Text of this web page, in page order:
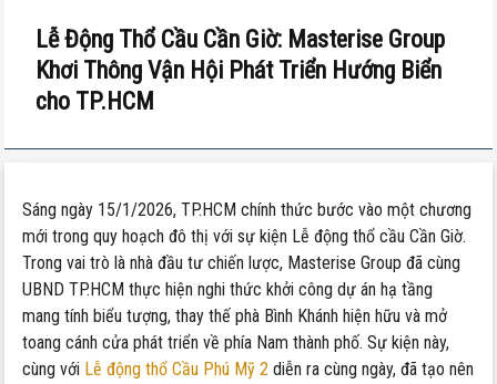
Lễ Động Thổ Cầu Cần Giờ: Masterise Group
Khơi Thông Vận Hội Phát Triển Hướng Biển
cho TP.HCM
Sáng ngày 15/1/2026, TP.HCM chính thức bước vào một chương
mới trong quy hoạch đô thị với sự kiện Lễ động thổ cầu Cần Giờ.
Trong vai trò là nhà đầu tư chiến lược, Masterise Group đã cùng
UBND TP.HCM thực hiện nghi thức khởi công dự án hạ tầng
mang tính biểu tượng, thay thế phà Bình Khánh hiện hữu và mở
toang cánh cửa phát triển về phía Nam thành phố. Sự kiện này,
cùng với Lễ động thổ Cầu Phú Mỹ 2 diễn ra cùng ngày, đã tạo nên